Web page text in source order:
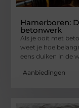
Hamerboren:
betonwerk
Als je ooit met
weet je hoe
eens duiken in de
Aanbiedingen